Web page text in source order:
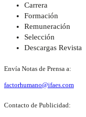
Carrera
Formación
Remuneración
Selección
Descargas Revista
Envía Notas de Prensa a:
factorhumano@ifaes.com
Contacto de Publicidad: